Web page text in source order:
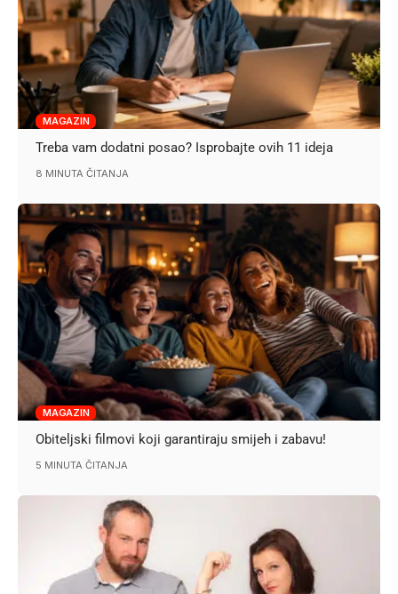
MAGAZIN
Treba vam dodatni posao? Isprobajte ovih 11 ideja
8 MINUTA ČITANJA
MAGAZIN
Obiteljski filmovi koji garantiraju smijeh i zabavu!
5 MINUTA ČITANJA